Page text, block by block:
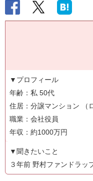
▼プロフィール
年齢：私 50代
住居：分譲マンション （
職業：会社役員
年収：約1000万円
▼聞きたいこと
３年前 野村ファンドラッ